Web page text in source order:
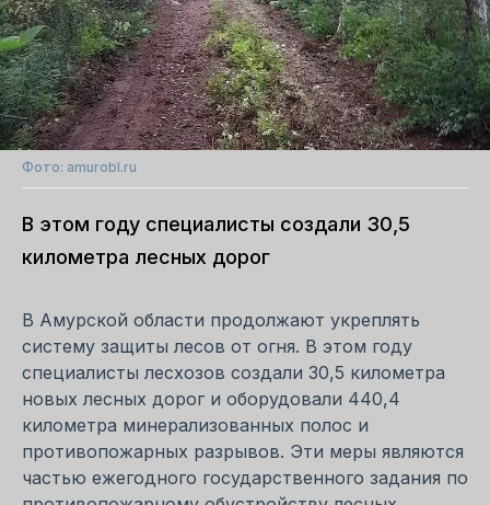
Фото: amurobl.ru
В этом году специалисты создали 30,5
километра лесных дорог
В Амурской области продолжают укреплять
систему защиты лесов от огня. В этом году
специалисты лесхозов создали 30,5 километра
новых лесных дорог и оборудовали 440,4
километра минерализованных полос и
противопожарных разрывов. Эти меры являются
частью ежегодного государственного задания по